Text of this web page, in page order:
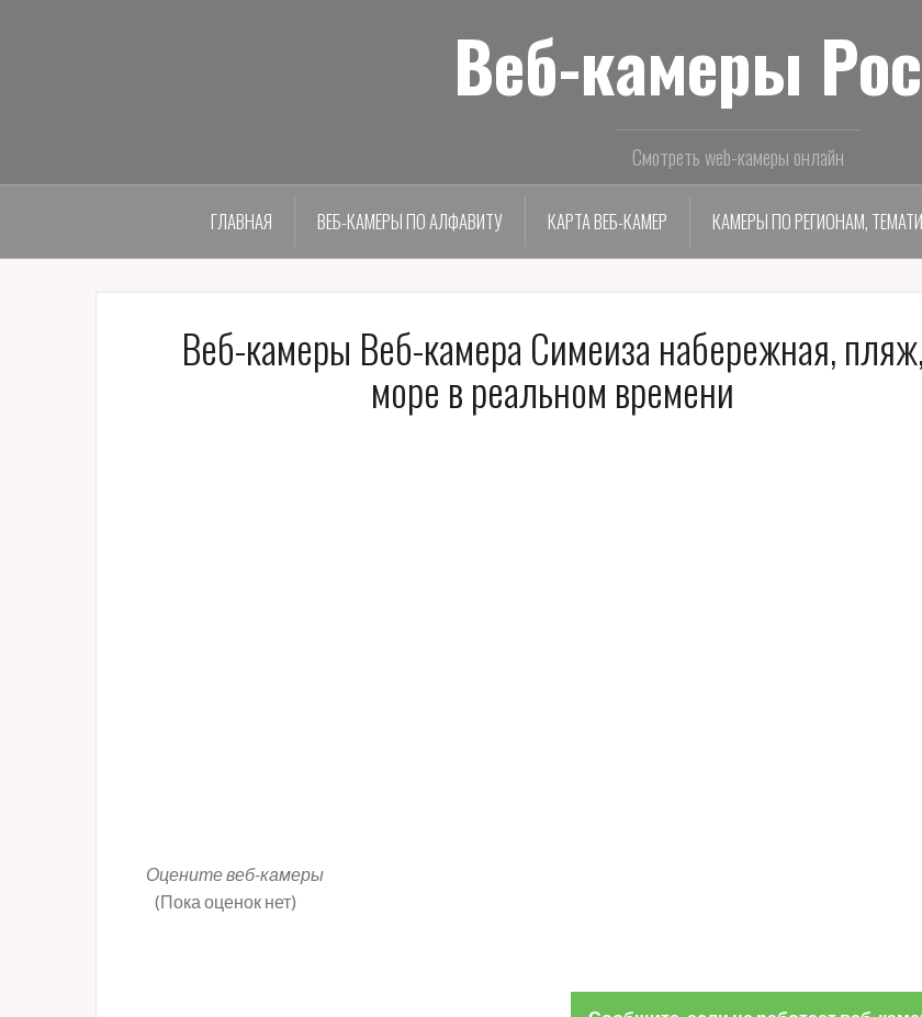
Веб-камеры
Смотреть web-камеры онлайн
ГЛАВНАЯ ВЕБ-КАМЕРЫ ПО АЛФАВИТУ КАРТА ВЕБ-КАМЕР КАМЕРЫ ПО РЕГИОНАМ,
Веб-камеры Веб-камера Симеиза набережная, пляж,
море в реальном времени
Оцените веб-камеры
(Пока оценок нет)